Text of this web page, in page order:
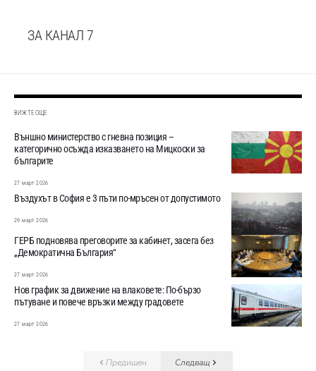
ЗА КАНАЛ 7
ВИЖТЕ ОЩЕ
Външно министерство с гневна позиция –
категорично осъжда изказването на Мицкоски за
българите
27 март 2026
Въздухът в София е 3 пъти по-мръсен от допустимото
29 март 2026
ГЕРБ подновява преговорите за кабинет, засега без
„Демократична България“
27 март 2026
Нов график за движение на влаковете: По-бързо
пътуване и повече връзки между градовете
27 март 2026
Предишен Следващ